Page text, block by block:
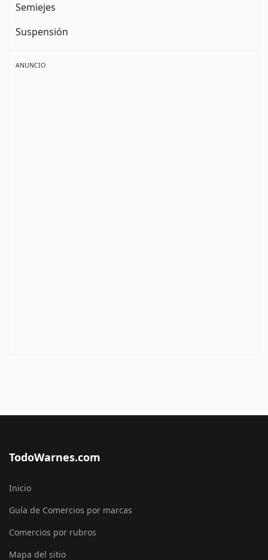
Semiejes
Suspensión
ANUNCIO
TodoWarnes.com
Inicio
Guía de Comercios por marcas
Comercios por rubros
Mapa del sitio